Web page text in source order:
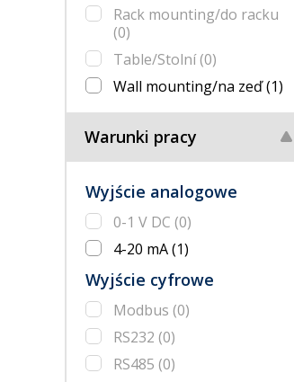
Rack mounting/do racku
(0)
Table/Stolní(0)
Wall mounting/na zeď(1)
Warunki pracy
Wyjście analogowe
0-1 V DC (0)
4-20 mA(1)
Wyjście cyfrowe
Modbus (0)
RS232 (0)
RS485 (0)